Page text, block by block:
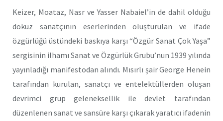
Keizer, Moataz, Nasr ve Yasser Nabaiel’in de dahil olduğu
dokuz sanatçının eserlerinden oluşturulan ve ifade
özgürlüğü üstündeki baskıya karşı “Özgür Sanat Çok Yaşa”
sergisinin ilhamı Sanat ve Özgürlük Grubu’nun 1939 yılında
yayınladığı manifestodan alındı. Mısırlı şair George Henein
tarafından kurulan, sanatçı ve entelektüllerden oluşan
devrimci grup geleneksellik ile devlet tarafından
düzenlenen sanat ve sansüre karşı çıkarak yaratıcı ifadenin